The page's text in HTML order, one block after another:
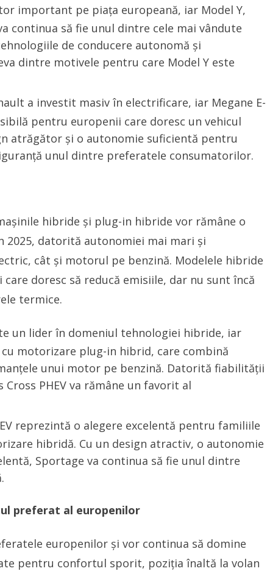
important pe piața europeană, iar Model Y,
continua să fie unul dintre cele mai vândute
de conducere autonomă și
dintre motivele pentru care Model Y este
a investit masiv în electrificare, iar Megane E-
pentru europenii care doresc un vehicul
atrăgător și o autonomie suficientă pentru
unul dintre preferatele consumatorilor.
hibride și plug-in hibride vor rămâne o
2025, datorită autonomiei mai mari și
cât și motorul pe benzină. Modelele hibride
doresc să reducă emisiile, dar nu sunt încă
termice.
un lider în domeniul tehnologiei hibride, iar
cu motorizare plug-in hibrid, care combină
unui motor pe benzină. Datorită fiabilității
PHEV va rămâne un favorit al
reprezintă o alegere excelentă pentru familiile
hibridă. Cu un design atractiv, o autonomie
Sportage va continua să fie unul dintre
preferat al europenilor
europenilor și vor continua să domine
pentru confortul sporit, poziția înaltă la volan